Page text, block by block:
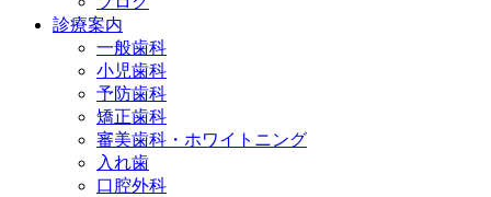
診療案内
一般歯科
小児歯科
予防歯科
矯正歯科
審美歯科・ホワイトニング
入れ歯
口腔外科